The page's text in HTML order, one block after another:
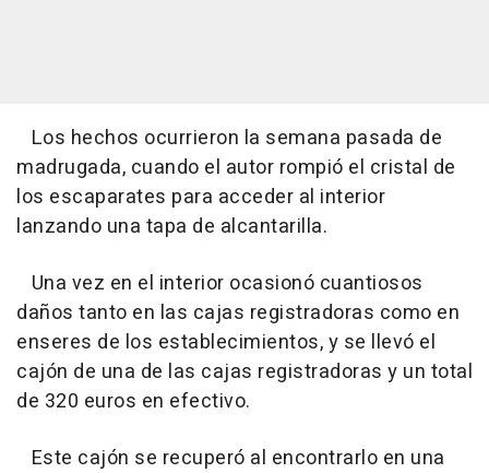
Los hechos ocurrieron la semana pasada de
madrugada, cuando el autor rompió el cristal de
los escaparates para acceder al interior
lanzando una tapa de alcantarilla.
Una vez en el interior ocasionó cuantiosos
daños tanto en las cajas registradoras como en
enseres de los establecimientos, y se llevó el
cajón de una de las cajas registradoras y un total
de 320 euros en efectivo.
Este cajón se recuperó al encontrarlo en una